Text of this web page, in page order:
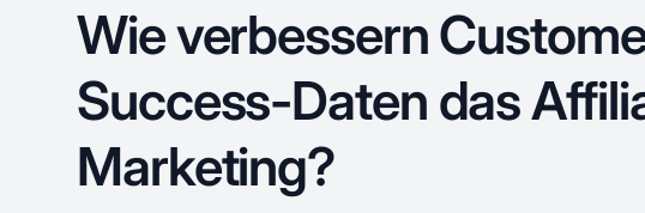
Wie verbessern
Success-Daten das
Marketing?